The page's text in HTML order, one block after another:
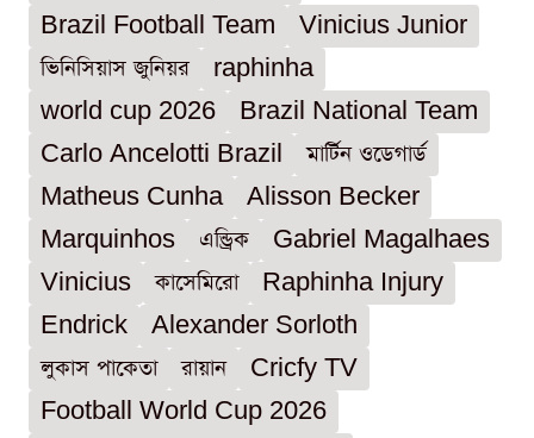
Brazil Football Team
Vinicius Junior
ভিনিসিয়াস জুনিয়র
raphinha
world cup 2026
Brazil National Team
Carlo Ancelotti Brazil
মার্টিন ওডেগার্ড
Matheus Cunha
Alisson Becker
Marquinhos
এন্ড্রিক
Gabriel Magalhaes
Vinicius
কাসেমিরো
Raphinha Injury
Endrick
Alexander Sorloth
লুকাস পাকেতা
রায়ান
Cricfy TV
Football World Cup 2026